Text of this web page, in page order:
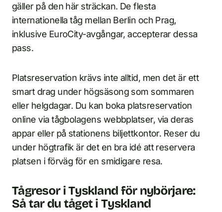
gäller på den här sträckan. De flesta
internationella tåg mellan Berlin och Prag,
inklusive EuroCity-avgångar, accepterar dessa
pass.
Platsreservation krävs inte alltid, men det är ett
smart drag under högsäsong som sommaren
eller helgdagar. Du kan boka platsreservation
online via tågbolagens webbplatser, via deras
appar eller på stationens biljettkontor. Reser du
under högtrafik är det en bra idé att reservera
platsen i förväg för en smidigare resa.
Tågresor i Tyskland för nybörjare:
Så tar du tåget i Tyskland